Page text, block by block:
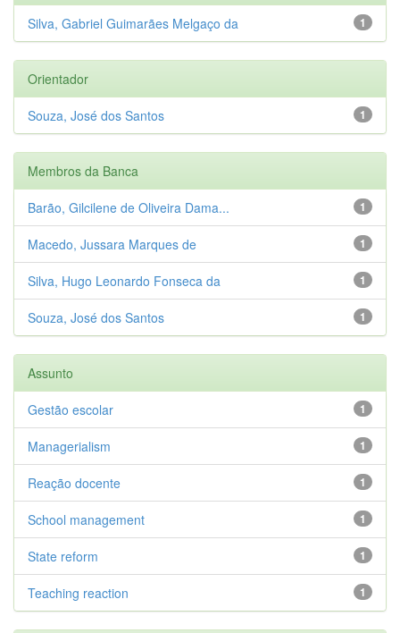
1
Silva, Gabriel Guimarães Melgaço da
Orientador
1
Souza, José dos Santos
Membros da Banca
1
Barão, Gilcilene de Oliveira Dama...
1
Macedo, Jussara Marques de
1
Silva, Hugo Leonardo Fonseca da
1
Souza, José dos Santos
Assunto
1
Gestão escolar
1
Managerialism
1
Reação docente
1
School management
1
State reform
1
Teaching reaction